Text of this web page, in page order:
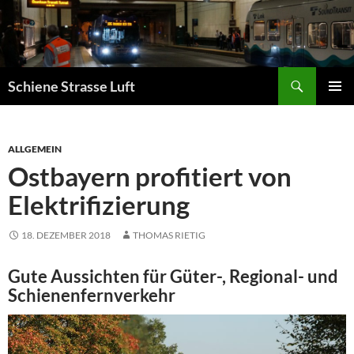
Zum
Inhalt
springen
Schiene Strasse Luft
ALLGEMEIN
Ostbayern profitiert von
Elektrifizierung
18. DEZEMBER 2018 THOMAS RIETIG
Gute Aussichten für Güter-, Regional- und
Schienenfernverkehr